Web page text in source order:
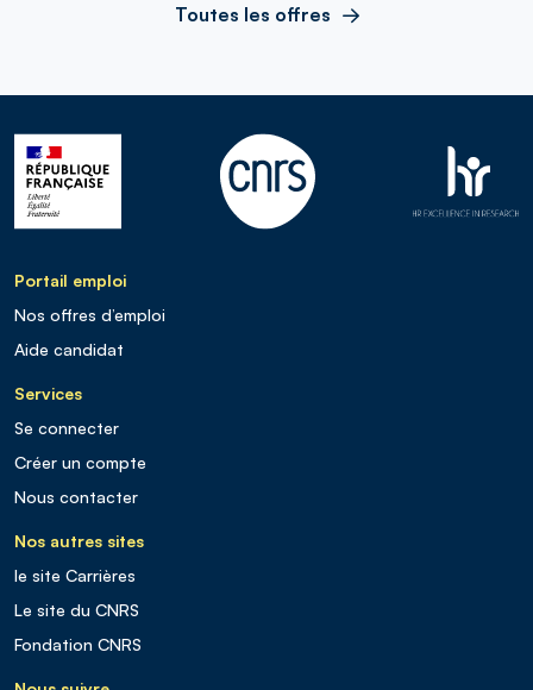
Toutes les offres
Portail emploi
Nos offres d’emploi
Aide candidat
Services
Se connecter
Créer un compte
Nous contacter
Nos autres sites
le site Carrières
Le site du CNRS
Fondation CNRS